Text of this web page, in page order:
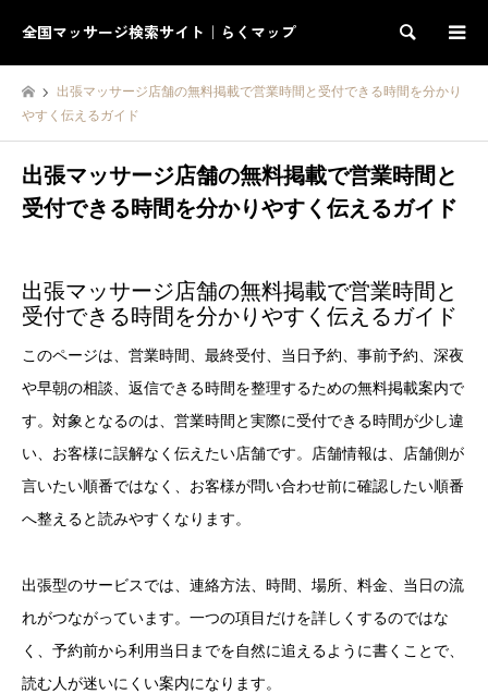
全国マッサージ検索サイト｜らくマップ 検索
出張マッサージ店舗の無料掲載で営業時間と受付できる時間を分かり
やすく伝えるガイド
出張マッサージ店舗の無料掲載で営業時間と
受付できる時間を分かりやすく伝えるガイド
出張マッサージ店舗の無料掲載で営業時間と
受付できる時間を分かりやすく伝えるガイド
このページは、営業時間、最終受付、当日予約、事前予約、深夜
や早朝の相談、返信できる時間を整理するための無料掲載案内で
す。対象となるのは、営業時間と実際に受付できる時間が少し違
い、お客様に誤解なく伝えたい店舗です。店舗情報は、店舗側が
言いたい順番ではなく、お客様が問い合わせ前に確認したい順番
へ整えると読みやすくなります。
出張型のサービスでは、連絡方法、時間、場所、料金、当日の流
れがつながっています。一つの項目だけを詳しくするのではな
く、予約前から利用当日までを自然に追えるように書くことで、
読む人が迷いにくい案内になります。